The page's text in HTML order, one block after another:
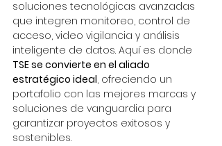
soluciones tecnológicas avanzadas
que integren monitoreo, control de
acceso, video vigilancia y análisis
inteligente de datos. Aquí es donde
TSE se convierte en el aliado
estratégico ideal, ofreciendo un
portafolio con las mejores marcas y
soluciones de vanguardia para
garantizar proyectos exitosos y
sostenibles.